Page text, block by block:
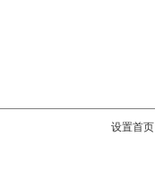
设置首页